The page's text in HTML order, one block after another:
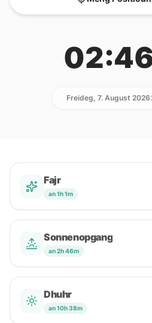
Freideg, 7. August 2026
Fajr
an 1h 1m
Sonnenopgang
an 2h 46m
Dhuhr
an 10h 38m